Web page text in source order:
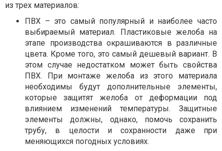
из трех материалов:
ПВХ – это самый популярный и наиболее часто
выбираемый материал. Пластиковые желоба на
этапе производства окрашиваются в различные
цвета. Кроме того, это самый дешевый вариант. В
этом случае недостатком может быть свойства
ПВХ. При монтаже желоба из этого материала
необходимы будут дополнительные элементы,
которые защитят желоба от деформации под
влиянием изменений температуры. Защитные
элементы должны, однако, помочь сохранить
трубу, в целости и сохранности даже при
меняющихся погодных условиях.